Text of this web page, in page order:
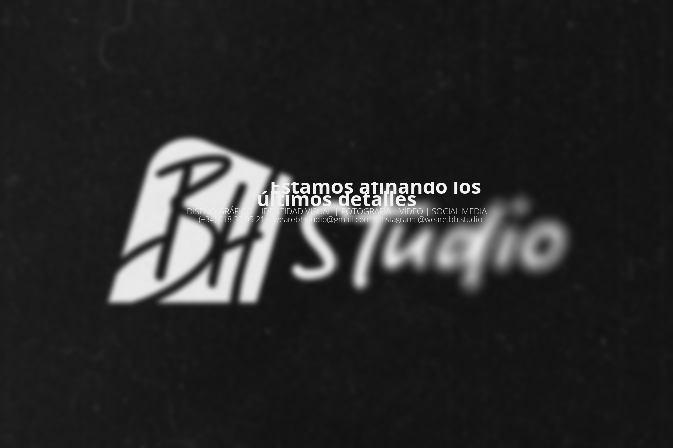
Estamos afinando los
últimos detalles
DISEÑO GRÁFICO | IDENTIDAD VISUAL | FOTOGRAFÍA | VÍDEO | SOCIAL MEDIA
(+34) 618 37 95 21 | wearebhstudio@gmail.com | instagram: @weare.bh.studio